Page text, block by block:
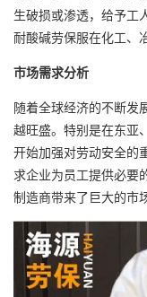
生破损或渗透，给予工
耐酸碱劳保服在化工、
市场需求分析
随着全球经济的不断发
越旺盛。特别是在东亚
开始加强对劳动安全的
求企业为员工提供必要
制造商带来了巨大的市